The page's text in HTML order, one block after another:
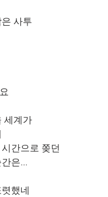
사투
세계가ﾠ
간으로 쫒던ﾠ
은...
했네